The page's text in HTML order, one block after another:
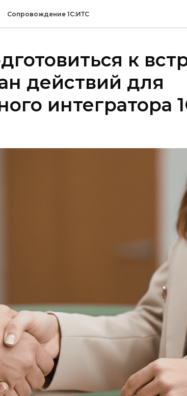
Сопровождение 1С:ИТС
к
действий для
интегратора